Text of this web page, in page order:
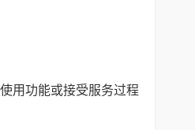
用功能或接受服务过程